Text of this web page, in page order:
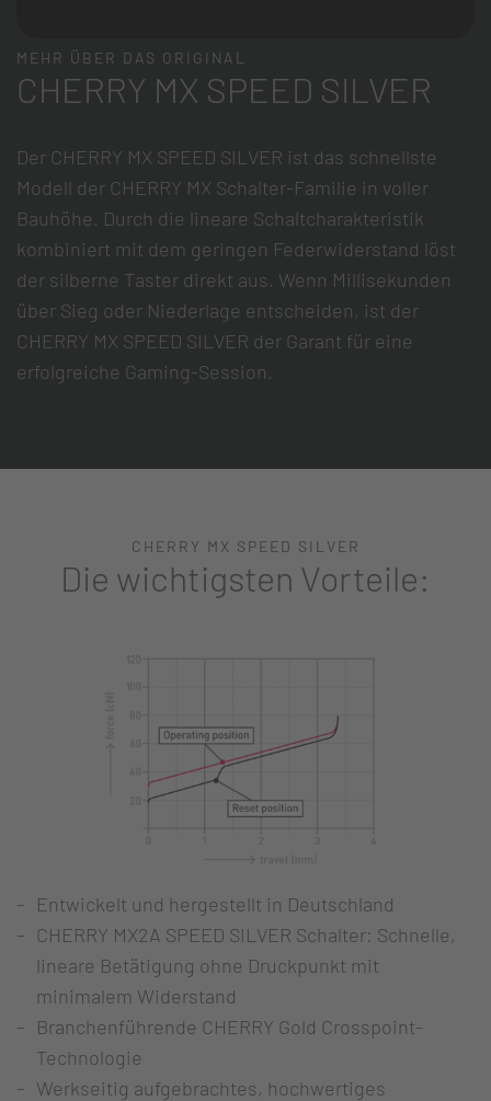
MEHR ÜBER DAS ORIGINAL
CHERRY MX SPEED SILVER
Der CHERRY MX SPEED SILVER ist das schnellste
Modell der CHERRY MX Schalter-Familie in voller
Bauhöhe. Durch die lineare Schaltcharakteristik
kombiniert mit dem geringen Federwiderstand löst
der silberne Taster direkt aus. Wenn Millisekunden
über Sieg oder Niederlage entscheiden, ist der
CHERRY MX SPEED SILVER der Garant für eine
erfolgreiche Gaming-Session.
CHERRY MX SPEED SILVER
Die wichtigsten Vorteile:
Entwickelt und hergestellt in Deutschland
CHERRY MX2A SPEED SILVER Schalter: Schnelle,
lineare Betätigung ohne Druckpunkt mit
minimalem Widerstand
Branchenführende CHERRY Gold Crosspoint-
Technologie
Werkseitig aufgebrachtes, hochwertiges